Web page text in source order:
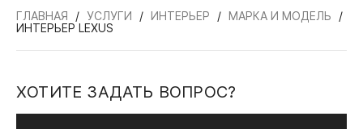
ГЛАВНАЯ УСЛУГИ ИНТЕРЬЕР
МАРКА И МОДЕЛЬ
ИНТЕРЬЕР LEXUS
ХОТИТЕ ЗАДАТЬ ВОПРОС?